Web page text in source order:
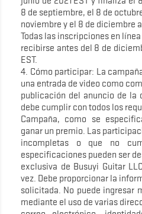
8 de septiembre, el 8 de
noviembre y el 8 de diciembre
Todas las inscripciones en
recibirse antes del 8 de
EST.
4. Cómo participar: La
una entrada de video como
publicación del anuncio de la
debe cumplir con todos los
Campaña, como se
ganar un premio. Las
incompletas o que no
especificaciones pueden ser
exclusiva de Busuyi Guitar
vez. Debe proporcionar la
solicitada. No puede ingresar
mediante el uso de varias